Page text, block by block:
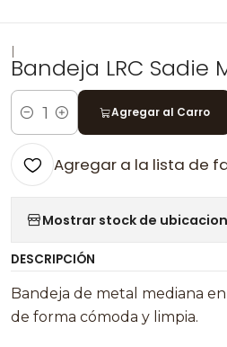
|
Bandeja LRC Sadie
Cantidad
Agregar al Carro
Agregar a la lista de
Mostrar stock de
DESCRIPCIÓN
Bandeja de metal mediana
de forma cómoda y limpia.